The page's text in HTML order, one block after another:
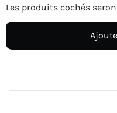
Les produits cochés